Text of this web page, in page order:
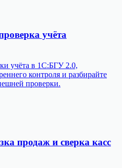
учёта
учёта в 1С:БГУ 2.0,
контроля и разбирайте
проверки.
продаж и сверка касс